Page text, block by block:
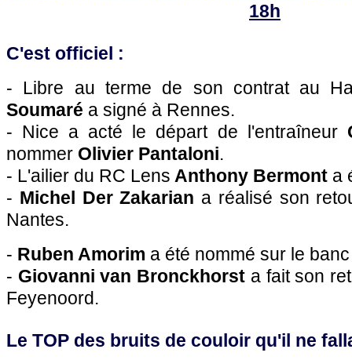
18h
C'est officiel :
- Libre au terme de son contrat au
Soumaré a signé à Rennes.
- Nice a acté le départ de l'entraîneur
nommer Olivier Pantaloni.
- L'ailier du RC Lens Anthony Bermont a
- Michel Der Zakarian a réalisé son
Nantes.
- Ruben Amorim a été nommé sur le
- Giovanni van Bronckhorst a fait son
Feyenoord.
Le TOP des bruits de couloir qu'il ne